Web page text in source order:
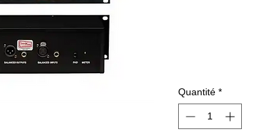
Quantité *